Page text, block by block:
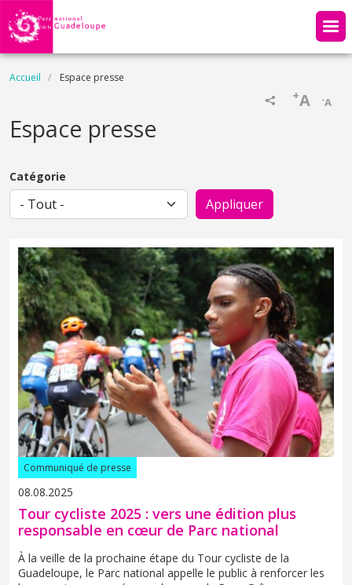
Aller au contenu principal
Fil d'Ariane
Accueil Espace presse
-A
+A
Espace presse
Catégorie
Communiqué de presse
08.08.2025
Tour cycliste 2025 : vers une édition plus
responsable en cœur de Parc national
À la veille de la prochaine étape du Tour cycliste de la
Guadeloupe, le Parc national appelle le public à renforcer les